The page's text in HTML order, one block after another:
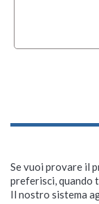
Se vuoi provare il
preferisci, quando
Il nostro sistema